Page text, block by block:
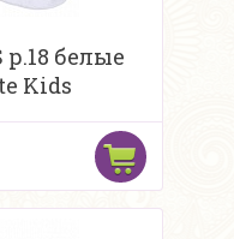
белые
Kids